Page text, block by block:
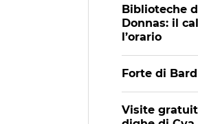
Biblioteche
Donnas: il
l’orario
Forte di
Visite